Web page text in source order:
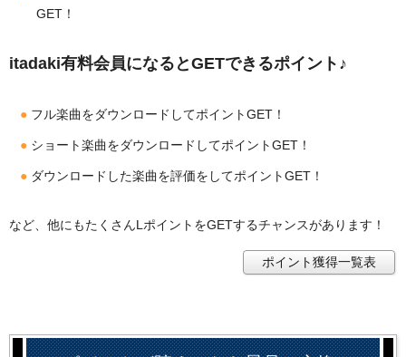
GET！
itadaki有料会員になるとGETできるポイント♪
フル楽曲をダウンロードしてポイントGET！
ショート楽曲をダウンロードしてポイントGET！
ダウンロードした楽曲を評価をしてポイントGET！
など、他にもたくさんLポイントをGETするチャンスがあります！
ポイント獲得一覧表